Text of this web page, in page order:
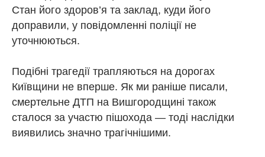
Стан його здоров’я та заклад, куди його
доправили, у повідомленні поліції не
уточнюються.
Подібні трагедії трапляються на дорогах
Київщини не вперше. Як ми раніше писали,
смертельне ДТП на Вишгородщині також
сталося за участю пішохода — тоді наслідки
виявились значно трагічнішими.